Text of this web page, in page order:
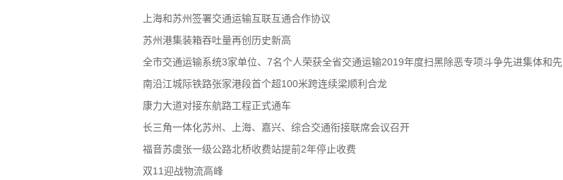
上海和苏州签署交通运输互联互通合作协议
苏州港集装箱吞吐量再创历史新高
全市交通运输系统3家单位、7名个人荣获全省交通运输2019年度扫黑除恶专项斗争先进集体和先
南沿江城际铁路张家港段首个超100米跨连续梁顺利合龙
康力大道对接东航路工程正式通车
长三角一体化苏州、上海、嘉兴、综合交通衔接联席会议召开
福音苏虞张一级公路北桥收费站提前2年停止收费
双11迎战物流高峰